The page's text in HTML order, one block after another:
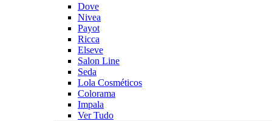
Dove
Nivea
Payot
Ricca
Elseve
Salon Line
Seda
Lola Cosméticos
Colorama
Impala
Ver Tudo